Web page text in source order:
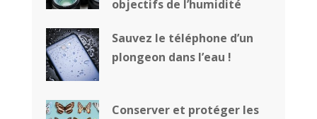
objectifs de l’humidité
Sauvez le téléphone d’un
plongeon dans l’eau !
Conserver et protéger les